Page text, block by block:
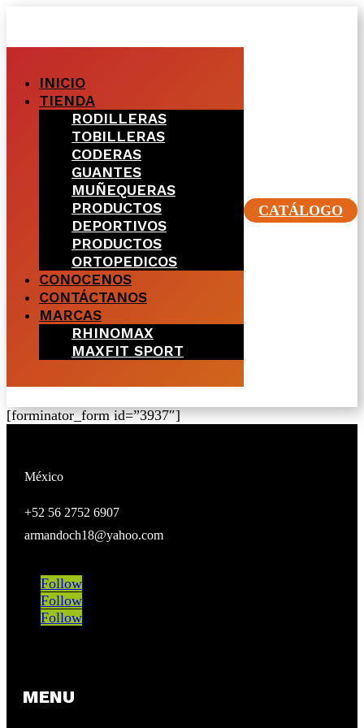
INICIO
TIENDA
RODILLERAS
TOBILLERAS
CODERAS
GUANTES
MUÑEQUERAS
PRODUCTOS
DEPORTIVOS
PRODUCTOS
ORTOPEDICOS
CONOCENOS
CONTÁCTANOS
MARCAS
RHINOMAX
MAXFIT SPORT
CATÁLOGO
[forminator_form id=”3937″]
México
+52 56 2752 6907
armandoch18@yahoo.com
Follow
Follow
Follow
MENU